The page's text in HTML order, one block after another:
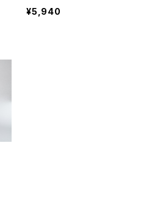
ティーバッグ用カップ 蓋つ
き 蓋は小皿利用も可 法
¥5,940